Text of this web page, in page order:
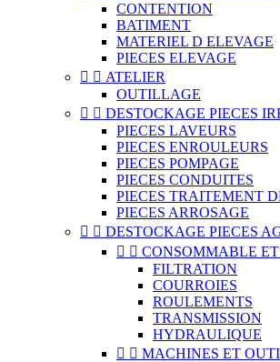
CONTENTION
BATIMENT
MATERIEL D ELEVAGE
PIECES ELEVAGE
  ATELIER
OUTILLAGE
  DESTOCKAGE PIECES
PIECES LAVEURS
PIECES ENROULEURS
PIECES POMPAGE
PIECES CONDUITES
PIECES TRAITEMENT
PIECES ARROSAGE
  DESTOCKAGE PIECES
  CONSOMMABLE
FILTRATION
COURROIES
ROULEMENTS
TRANSMISSION
HYDRAULIQUE
  MACHINES ET